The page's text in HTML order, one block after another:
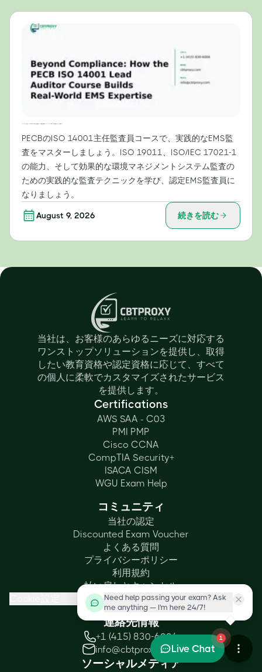
PECBのISO 14001主任監査員コースで、実践的なEMS監
査をマスターしましょう。ISO 19011、ISO/IEC 17021-1
の能力、そして効果的な環境マネジメントシステム監査の
ための実践的な監査テクニックを学び、認定EMS監査員に
なりましょう。
August 9, 2026 続きを読む
当社は、お客様のあらゆるニーズに対応する
ワンストップソリューションを提供し、取得
したい教育資格や認定資格に応じて、すべて
の個人に柔軟でカスタマイズされたサービス
を提供します。
Certifications
AWS SAA - C03
PMI PMP
Cisco CCNA
CompTIA Security+
ISACA CISM
WGU Exam Help
コミュニティ
当社の認定
Discounted Exam Voucher
よくある質問
プライバシーポリシー
利用規約
払い戻しとキャンセル
連絡先情報
+1 (415) 830-6004
info@cbtproxy.com
ソーシャルメディア
Need help passing your exam? Ask
me anything — I'm here 24/7!
1
Live Chat